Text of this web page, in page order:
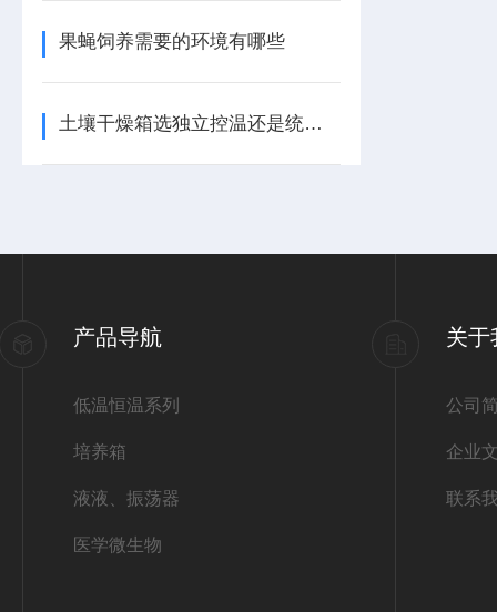
果蝇饲养需要的环境有哪些
土壤干燥箱选独立控温还是统一控温的
产品导航
低温恒温系列
培养箱
液液、振荡器
医学微生物
关于
公司
企业
联系